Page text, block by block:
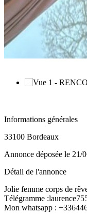
Informations générales
33100 Bordeaux
Annonce déposée le 21/
Détail de l'annonce
Jolie femme corps de
Télégramme
Mon whatsapp :